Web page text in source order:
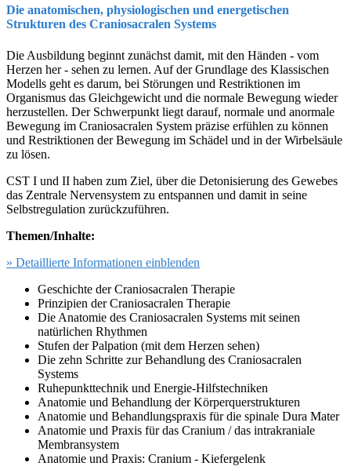
Die anatomischen, physiologischen und energetischen
Strukturen des Craniosacralen Systems
Die Ausbildung beginnt zunächst damit, mit den Händen - vom
Herzen her - sehen zu lernen. Auf der Grundlage des Klassischen
Modells geht es darum, bei Störungen und Restriktionen im
Organismus das Gleichgewicht und die normale Bewegung wieder
herzustellen. Der Schwerpunkt liegt darauf, normale und anormale
Bewegung im Craniosacralen System präzise erfühlen zu können
und Restriktionen der Bewegung im Schädel und in der Wirbelsäule
zu lösen.
CST I und II haben zum Ziel, über die Detonisierung des Gewebes
das Zentrale Nervensystem zu entspannen und damit in seine
Selbstregulation zurückzuführen.
Themen/Inhalte:
» Detaillierte Informationen einblenden
Geschichte der Craniosacralen Therapie
Prinzipien der Craniosacralen Therapie
Die Anatomie des Craniosacralen Systems mit seinen
natürlichen Rhythmen
Stufen der Palpation (mit dem Herzen sehen)
Die zehn Schritte zur Behandlung des Craniosacralen
Systems
Ruhepunkttechnik und Energie-Hilfstechniken
Anatomie und Behandlung der Körperquerstrukturen
Anatomie und Behandlungspraxis für die spinale Dura Mater
Anatomie und Praxis für das Cranium / das intrakraniale
Membransystem
Anatomie und Praxis: Cranium - Kiefergelenk